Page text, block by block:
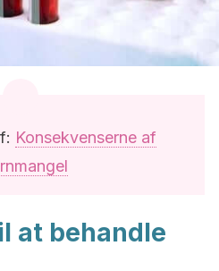
Konsekvenserne af
at behandle